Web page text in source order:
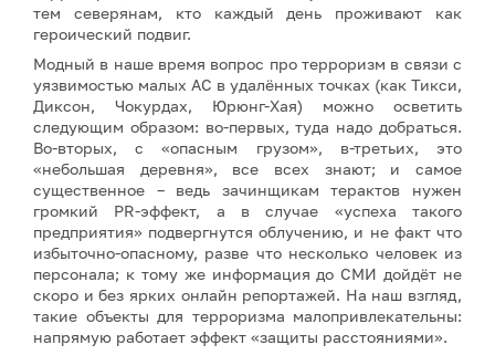
тем северянам, кто каждый день проживают как
героический подвиг.
Модный в наше время вопрос про терроризм в связи с
уязвимостью малых АС в удалённых точках (как Тикси,
Диксон, Чокурдах, Юрюнг-Хая) можно осветить
следующим образом: во-первых, туда надо добраться.
Во-вторых, с «опасным грузом», в-третьих, это
«небольшая деревня», все всех знают; и самое
существенное – ведь зачинщикам терактов нужен
громкий PR-эффект, а в случае «успеха такого
предприятия» подвергнутся облучению, и не факт что
избыточно-опасному, разве что несколько человек из
персонала; к тому же информация до СМИ дойдёт не
скоро и без ярких онлайн репортажей. На наш взгляд,
такие объекты для терроризма малопривлекательны:
напрямую работает эффект «защиты расстояниями».